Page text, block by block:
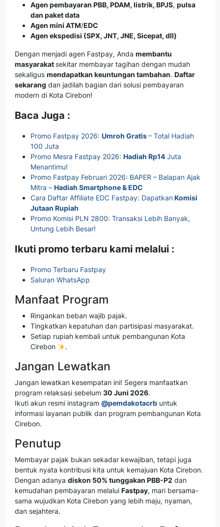
Agen pembayaran PBB, PDAM, listrik, BPJS, pulsa
dan paket data
Agen mini ATM/EDC
Agen ekspedisi (SPX, JNT, JNE, Sicepat, dll)
Dengan menjadi agen Fastpay, Anda membantu
masyarakat sekitar membayar tagihan dengan mudah
sekaligus mendapatkan keuntungan tambahan. Daftar
sekarang dan jadilah bagian dari solusi pembayaran
modern di Kota Cirebon!
Baca Juga :
Promo Fastpay 2026: Umroh Gratis– Total Hadiah
100 Juta
Promo Mesra Fastpay 2026: Hadiah Rp14 Juta
Menantimu!
Promo Fastpay Februari 2026: BAPER – Balapan Ajak
Mitra – Hadiah Smartphone & EDC
Cara Daftar Affiliate EDC Fastpay: DapatkanKomisi
Jutaan Rupiah
Promo Komisi PLN 2800: Transaksi Lebih Banyak,
Untung Lebih Besar!
Ikuti promo terbaru kami melalui :
Promo Terbaru Fastpay
Saluran WhatsApp
Manfaat Program
Ringankan beban wajib pajak.
Tingkatkan kepatuhan dan partisipasi masyarakat.
Setiap rupiah kembali untuk pembangunan Kota
Cirebon
.
Jangan Lewatkan
Jangan lewatkan kesempatan ini! Segera manfaatkan
program relaksasi sebelum 30 Juni 2026.
Ikuti akun resmi instagram @pemdakotacrb untuk
informasi layanan publik dan program pembangunan Kota
Cirebon.
Penutup
Membayar pajak bukan sekadar kewajiban, tetapi juga
bentuk nyata kontribusi kita untuk kemajuan Kota Cirebon.
Dengan adanya diskon 50% tunggakan PBB-P2 dan
kemudahan pembayaran melalui Fastpay, mari bersama-
sama wujudkan Kota Cirebon yang lebih maju, nyaman,
dan sejahtera.